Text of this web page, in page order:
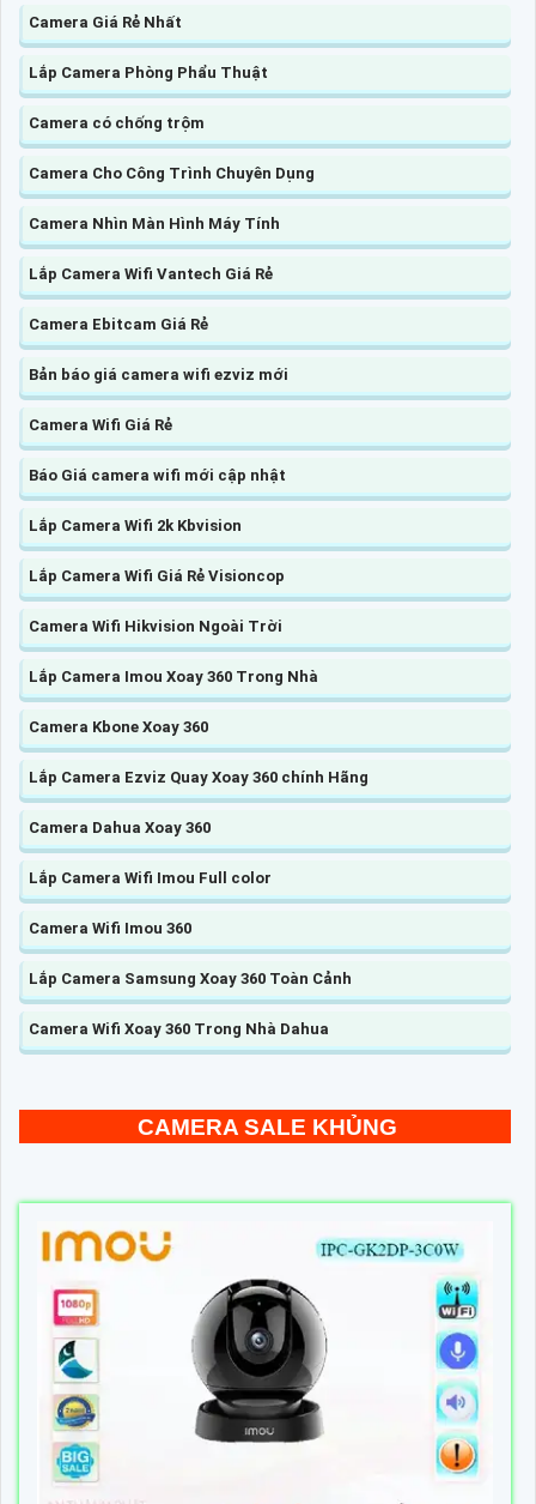
Camera Giá Rẻ Nhất
Lắp Camera Phòng Phẩu Thuật
Camera có chống trộm
Camera Cho Công Trình Chuyên Dụng
Camera Nhìn Màn Hình Máy Tính
Lắp Camera Wifi Vantech Giá Rẻ
Camera Ebitcam Giá Rẻ
Bản báo giá camera wifi ezviz mới
Camera Wifi Giá Rẻ
Báo Giá camera wifi mới cập nhật
Lắp Camera Wifi 2k Kbvision
Lắp Camera Wifi Giá Rẻ Visioncop
Camera Wifi Hikvision Ngoài Trời
Lắp Camera Imou Xoay 360 Trong Nhà
Camera Kbone Xoay 360
Lắp Camera Ezviz Quay Xoay 360 chính Hãng
Camera Dahua Xoay 360
Lắp Camera Wifi Imou Full color
Camera Wifi Imou 360
Lắp Camera Samsung Xoay 360 Toàn Cảnh
Camera Wifi Xoay 360 Trong Nhà Dahua
CAMERA SALE KHỦNG